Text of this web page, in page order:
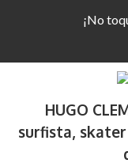
¡No
HUGO
surfista,